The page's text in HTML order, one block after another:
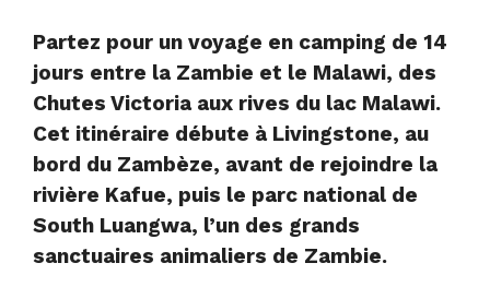
Partez pour un voyage en camping de 14
jours entre la Zambie et le Malawi, des
Chutes Victoria aux rives du lac Malawi.
Cet itinéraire débute à Livingstone, au
bord du Zambèze, avant de rejoindre la
rivière Kafue, puis le parc national de
South Luangwa, l’un des grands
sanctuaires animaliers de Zambie.